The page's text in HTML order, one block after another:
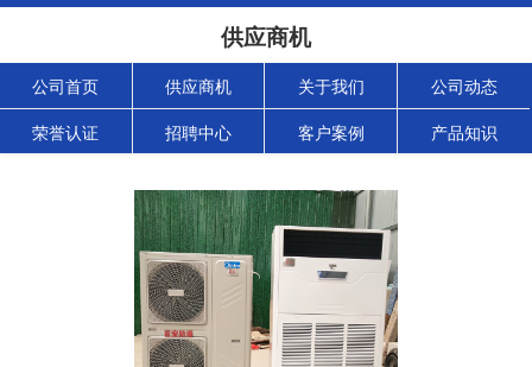
供应商机
公司首页 供应商机 关于我们 公司动态
荣誉认证 招聘中心 客户案例 产品知识